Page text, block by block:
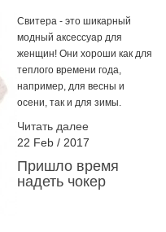
Свитера - это шикарный
модный аксессуар для
женщин! Они хороши как для
теплого времени года,
например, для весны и
осени, так и для зимы.
Читать далее
22 Feb / 2017
Пришло время
надеть чокер